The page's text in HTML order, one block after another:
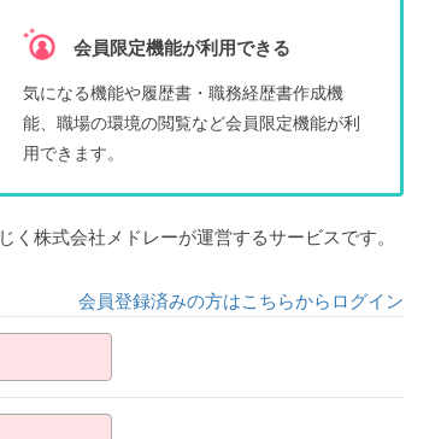
会員限定機能が利用できる
気になる機能や履歴書・職務経歴書作成機
能、職場の環境の閲覧など会員限定機能が利
用できます。
株式会社メドレーが運営するサービスです。
会員登録済みの方はこちらからログイン